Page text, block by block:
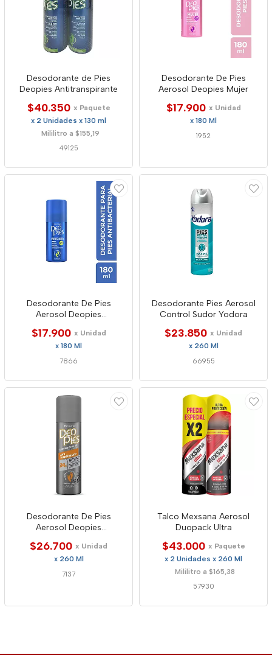
Desodorante de Pies
Deopies Antitranspirante
$40.350 x Paquete
x 2 Unidades x 130 ml
Mililitro a $155,19
49125
Desodorante De Pies
Aerosol Deopies Mujer
$17.900 x Unidad
x 180 Ml
1952
Desodorante De Pies
Aerosol Deopies
$17.900 x Unidad
x 180 Ml
7866
Desodorante Pies Aerosol
Control Sudor Yodora
$23.850 x Unidad
x 260 Ml
66955
Desodorante De Pies
Aerosol Deopies
$26.700 x Unidad
x 260 Ml
7137
Talco Mexsana Aerosol
Duopack Ultra
$43.000 x Paquete
x 2 Unidades x 260 Ml
Mililitro a $165,38
57930